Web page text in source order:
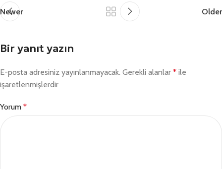
Newer Older
Bir yanıt yazın
E-posta adresiniz yayınlanmayacak. Gerekli alanlar * ile
işaretlenmişlerdir
Yorum *